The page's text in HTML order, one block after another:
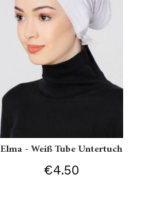
Elma - Weiß Tube Untertuch
€4.50